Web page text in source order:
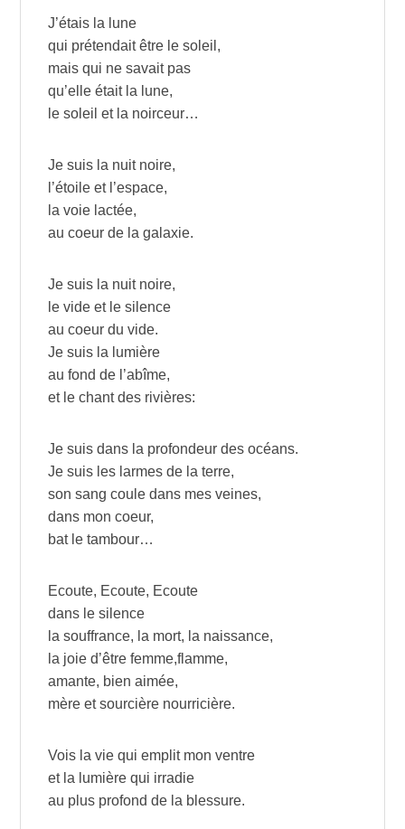
J’étais la lune
qui prétendait être le soleil,
mais qui ne savait pas
qu’elle était la lune,
le soleil et la noirceur…
Je suis la nuit noire,
l’étoile et l’espace,
la voie lactée,
au coeur de la galaxie.
Je suis la nuit noire,
le vide et le silence
au coeur du vide.
Je suis la lumière
au fond de l’abîme,
et le chant des rivières:
Je suis dans la profondeur des océans.
Je suis les larmes de la terre,
son sang coule dans mes veines,
dans mon coeur,
bat le tambour…
Ecoute, Ecoute, Ecoute
dans le silence
la souffrance, la mort, la naissance,
la joie d’être femme,flamme,
amante, bien aimée,
mère et sourcière nourricière.
Vois la vie qui emplit mon ventre
et la lumière qui irradie
au plus profond de la blessure.